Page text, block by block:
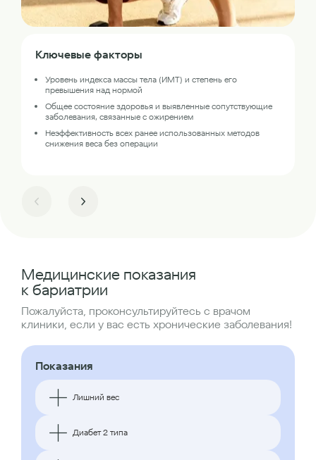
Ключевые факторы
Уровень индекса массы тела (ИМТ) и степень его
превышения над нормой
Общее состояние здоровья и выявленные сопутствующие
заболевания, связанные с ожирением
Неэффективность всех ранее использованных методов
снижения веса без операции
Медицинские показания
к бариатрии
Пожалуйста, проконсультируйтесь с врачом
клиники, если у вас есть хронические заболевания!
Показания
Лишний вес
Диабет 2 типа